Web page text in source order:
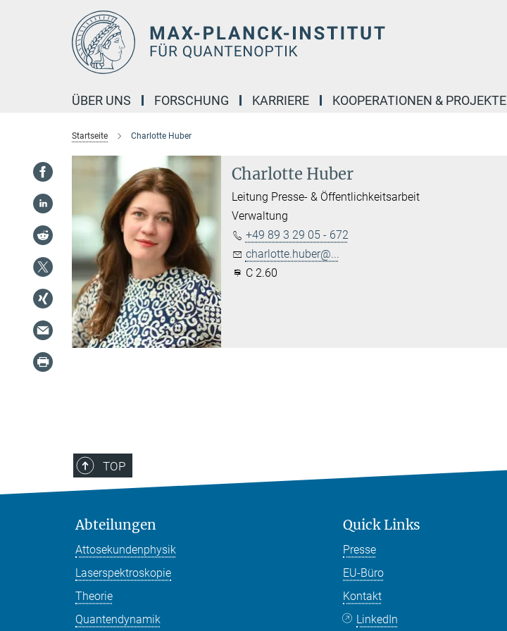
ÜBER UNS FORSCHUNG KARRIERE KOOPERATIONEN & PROJEKTE
Startseite Charlotte Huber
Charlotte Huber
Leitung Presse- & Öffentlichkeitsarbeit
Verwaltung
+49 89 3 29 05 - 672
charlotte.huber@...
C 2.60
TOP
Abteilungen
Attosekundenphysik
Laserspektroskopie
Theorie
Quantendynamik
Quick Links
Presse
EU-Büro
Kontakt
LinkedIn